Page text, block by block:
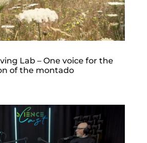
Lab – One voice for the
of the montado